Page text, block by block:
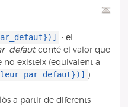
: el
conté el valor que
no existeix (equivalent a
).
a partir de diferents